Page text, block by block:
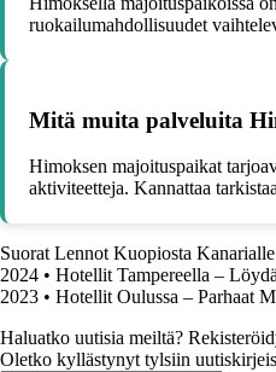
ruokailumahdollisuudet
Mitä muita palveluita
Himoksen majoituspaikat
aktiviteetteja. Kannattaa
Suorat Lennot Kuopiosta
2024 • Hotellit Tampereella –
2023 • Hotellit Oulussa – Parhaat
Haluatko uutisia meiltä?
Oletko kyllästynyt tylsiin